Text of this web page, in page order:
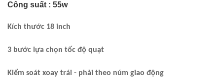
Công suất : 55w
Kích thước 18 inch
3 bước lựa chọn tốc độ quạt
Kiểm soát xoay trái - phải theo núm giao động